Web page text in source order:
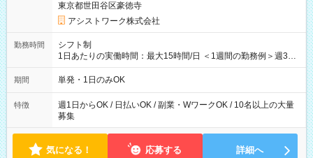
東京都世田谷区豪徳寺
アシストワーク株式会社
勤務時間
シフト制
1日あたりの実働時間：最大15時間/日 ＜1週間の勤務例＞週3回
勤務 勤務：月・水・金 休み：火・木・土・日 好きな時にお仕事
可能です！ ※1日あたりの最大実働時間は日勤、夜勤共に勤務し
期間 単発・1日のみOK
特徴
週1日からOK / 日払いOK / 副業・WワークOK / 10名以上の大量
募集
気になる！ 応募する 詳細へ